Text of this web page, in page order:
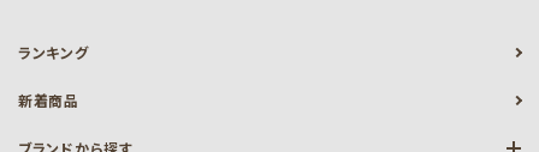
ランキング
新着商品